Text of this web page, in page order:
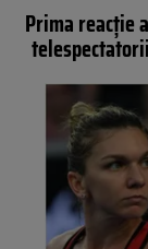
Prima reacție